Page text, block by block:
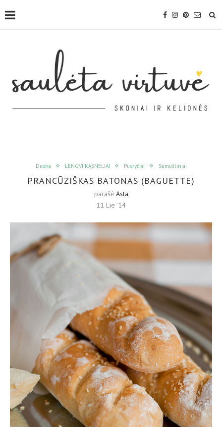
Duona LENGVI KĄSNELIAI Pusryčiai Sumuštiniai
PRANCŪZIŠKAS BATONAS (BAGUETTE)
parašė Asta
11 Lie ’14